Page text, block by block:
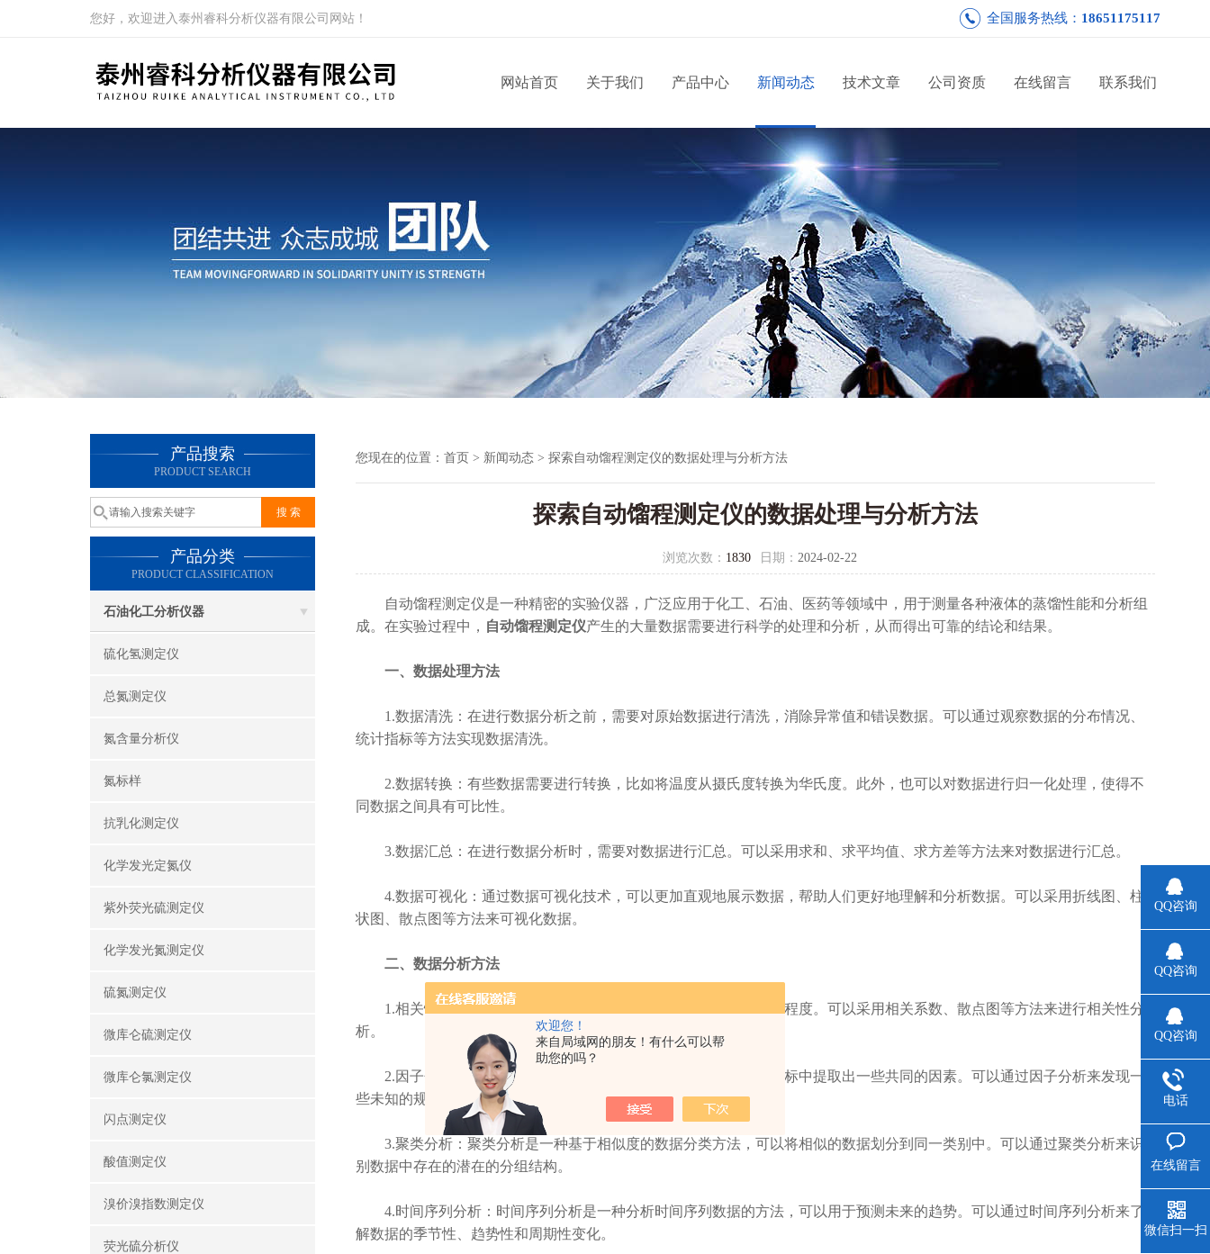
欢迎您！
来自局域网的朋友！有什么可以帮
助您的吗？
您好，欢迎进入泰州睿科分析仪器有限公司网站！ 全国服务热线： 18651175117
网站首页 关于我们 产品中心 新闻动态 技术文章 公司资质 在线留言 联系我们
产品搜索
PRODUCT SEARCH
产品分类
PRODUCT CLASSIFICATION
石油化工分析仪器
硫化氢测定仪
总氮测定仪
氮含量分析仪
氮标样
抗乳化测定仪
化学发光定氮仪
紫外荧光硫测定仪
化学发光氮测定仪
硫氮测定仪
微库仑硫测定仪
微库仑氯测定仪
闪点测定仪
酸值测定仪
溴价溴指数测定仪
荧光硫分析仪
您现在的位置： 首页 > 新闻动态 > 探索自动馏程测定仪的数据处理与分析方法
探索自动馏程测定仪的数据处理与分析方法
浏览次数： 1830 日期： 2024-02-22
自动馏程测定仪是一种精密的实验仪器，广泛应用于化工、石油、医药等领域中，用于测量各种液体的蒸馏性能和分析组
成。在实验过程中， 自动馏程测定仪产生的大量数据需要进行科学的处理和分析，从而得出可靠的结论和结果。
一、数据处理方法
1.数据清洗：在进行数据分析之前，需要对原始数据进行清洗，消除异常值和错误数据。可以通过观察数据的分布情况、
统计指标等方法实现数据清洗。
2.数据转换：有些数据需要进行转换，比如将温度从摄氏度转换为华氏度。此外，也可以对数据进行归一化处理，使得不
同数据之间具有可比性。
3.数据汇总：在进行数据分析时，需要对数据进行汇总。可以采用求和、求平均值、求方差等方法来对数据进行汇总。
4.数据可视化：通过数据可视化技术，可以更加直观地展示数据，帮助人们更好地理解和分析数据。可以采用折线图、柱
状图、散点图等方法来可视化数据。
二、数据分析方法
1.相关性分析：通过相关性分析，可以了解两个变量之间的相关程度。可以采用相关系数、散点图等方法来进行相关性分
析。
2.因子分析：因子分析是一种多元统计分析方法，可以从多个指标中提取出一些共同的因素。可以通过因子分析来发现一
些未知的规律和关联。
3.聚类分析：聚类分析是一种基于相似度的数据分类方法，可以将相似的数据划分到同一类别中。可以通过聚类分析来识
别数据中存在的潜在的分组结构。
4.时间序列分析：时间序列分析是一种分析时间序列数据的方法，可以用于预测未来的趋势。可以通过时间序列分析来了
解数据的季节性、趋势性和周期性变化。
QQ咨询
QQ咨询
QQ咨询
电话
在线留言
微信扫一扫